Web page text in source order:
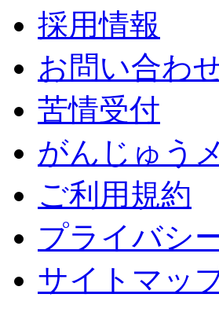
採用情報
お問い合わ
苦情受付
がんじゅう
ご利用規約
プライバシ
サイトマッ